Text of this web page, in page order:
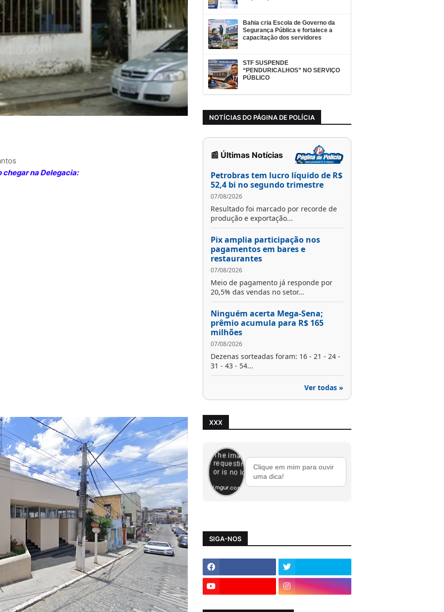
chegar na Delegacia:
Bahia cria Escola de Governo da
Segurança Pública e fortalece a
capacitação dos servidores
STF SUSPENDE
“PENDURICALHOS” NO SERVIÇO
PÚBLICO
NOTÍCIAS DO PÁGINA DE POLÍCIA
📰 Últimas Notícias
Petrobras tem lucro líquido de R$
52,4 bi no segundo trimestre
07/08/2026
Resultado foi marcado por recorde de
produção e exportação...
Pix amplia participação nos
pagamentos em bares e
restaurantes
07/08/2026
Meio de pagamento já responde por
20,5% das vendas no setor...
Ninguém acerta Mega-Sena;
prêmio acumula para R$ 165
milhões
07/08/2026
Dezenas sorteadas foram: 16 - 21 - 24 -
31 - 43 - 54...
Ver todas »
XXX
Clique em mim para ouvir
uma dica!
SIGA-NOS